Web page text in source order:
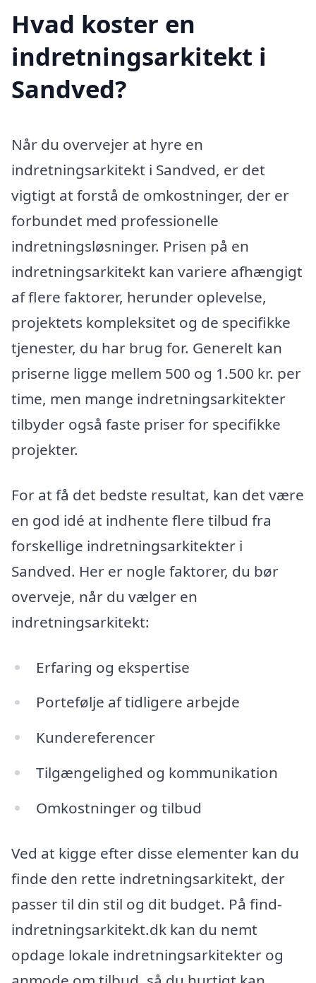
Hvad koster en
indretningsarkitekt i
Sandved?
Når du overvejer at hyre en
indretningsarkitekt i Sandved, er det
vigtigt at forstå de omkostninger, der er
forbundet med professionelle
indretningsløsninger. Prisen på en
indretningsarkitekt kan variere afhængigt
af flere faktorer, herunder oplevelse,
projektets kompleksitet og de specifikke
tjenester, du har brug for. Generelt kan
priserne ligge mellem 500 og 1.500 kr. per
time, men mange indretningsarkitekter
tilbyder også faste priser for specifikke
projekter.
For at få det bedste resultat, kan det være
en god idé at indhente flere tilbud fra
forskellige indretningsarkitekter i
Sandved. Her er nogle faktorer, du bør
overveje, når du vælger en
indretningsarkitekt:
Erfaring og ekspertise
Portefølje af tidligere arbejde
Kundereferencer
Tilgængelighed og kommunikation
Omkostninger og tilbud
Ved at kigge efter disse elementer kan du
finde den rette indretningsarkitekt, der
passer til din stil og dit budget. På find-
indretningsarkitekt.dk kan du nemt
opdage lokale indretningsarkitekter og